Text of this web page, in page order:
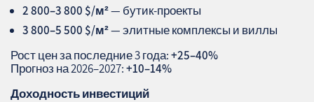
2 800–3 800 $/м²— бутик‑проекты
3 800–5 500 $/м²— элитные комплексы и виллы
Рост цен за последние 3 года:+25–40%
Прогноз на 2026–2027:+10–14%
Доходность инвестиций